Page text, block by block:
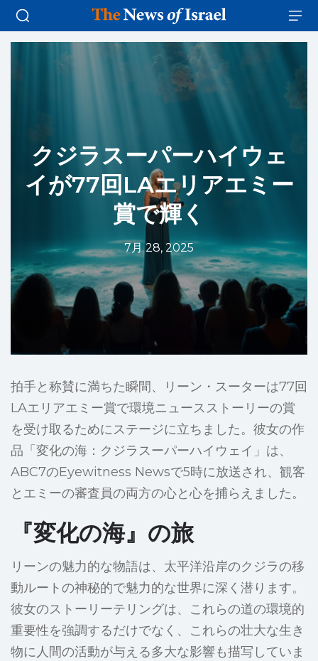
クジラスーパーハイウェ
イが77回LAエリアエミー
賞で輝く
7月 28, 2025
拍手と称賛に満ちた瞬間、リーン・スーターは77回
LAエリアエミー賞で環境ニュースストーリーの賞
を受け取るためにステージに立ちました。彼女の作
品「変化の海：クジラスーパーハイウェイ」は、
ABC7のEyewitness Newsで5時に放送され、観客
とエミーの審査員の両方の心と心を捕らえました。
『変化の海』の旅
リーンの魅力的な物語は、太平洋沿岸のクジラの移
動ルートの神秘的で魅力的な世界に深く潜ります。
彼女のストーリーテリングは、これらの道の環境的
重要性を強調するだけでなく、これらの壮大な生き
物に人間の活動が与える多大な影響も描写していま